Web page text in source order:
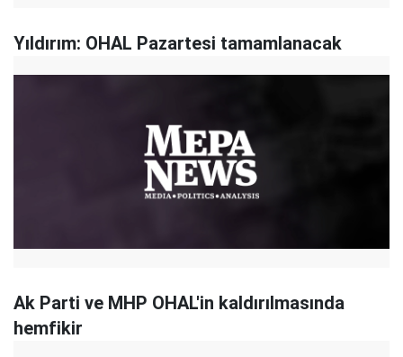
Yıldırım: OHAL Pazartesi tamamlanacak
Ak Parti ve MHP OHAL'in kaldırılmasında
hemfikir